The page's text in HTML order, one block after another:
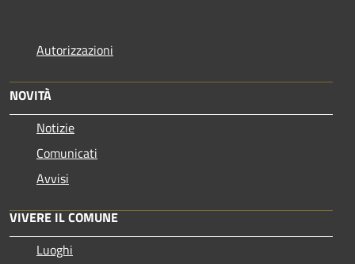
Autorizzazioni
NOVITÀ
Notizie
Comunicati
Avvisi
VIVERE IL COMUNE
Luoghi